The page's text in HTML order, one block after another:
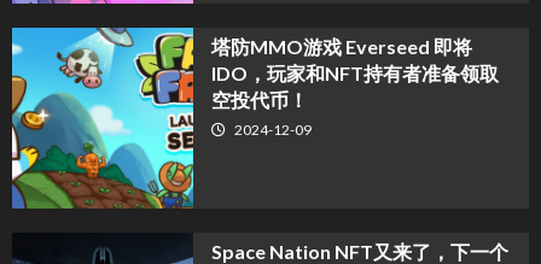
塔防MMO游戏 Everseed 即将
IDO，玩家和NFT持有者准备领取
空投代币！
2024-12-09
Space Nation NFT又来了，下一个